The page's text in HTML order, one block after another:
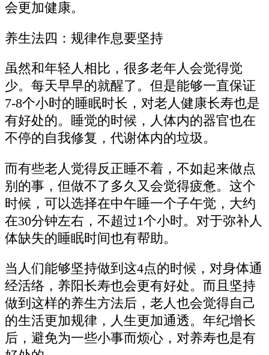
会更加健康。
养生法四：规律作息要坚持
虽然和年轻人相比，很多老年人会觉得觉
少。每天早早的就醒了。但是能够一直保证
7-8个小时的睡眠时长，对老人健康长寿也是
有好处的。睡觉的时候，人体内的器官也在
不停的自我修复，代谢体内的垃圾。
而有些老人觉得反正睡不着，不如起来做点
别的事，但做不了多久又会觉得疲惫。这个
时候，可以选择在中午睡一个子午觉，大约
在30分钟左右，不超过1个小时。对于弥补人
体缺失的睡眠时间也有帮助。
当人们能够坚持做到这4点的时候，对身体通
经活络，养阳长寿也会更有好处。而且坚持
做到这样的养生方法后，老人也会觉得自己
的生活更加规律，人生更加通透。年纪增长
后，避免为一些小事而烦心，对养寿也是有